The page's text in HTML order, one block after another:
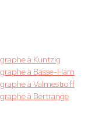
à Kuntzig
à Basse-Ham
à Valmestroff
à Bertrange